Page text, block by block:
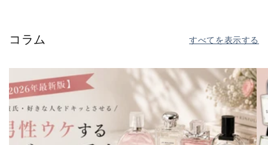
コラム すべてを表示する